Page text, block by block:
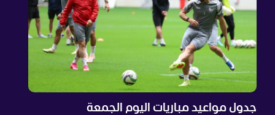
جدول مواعيد مباريات اليوم الجمعة